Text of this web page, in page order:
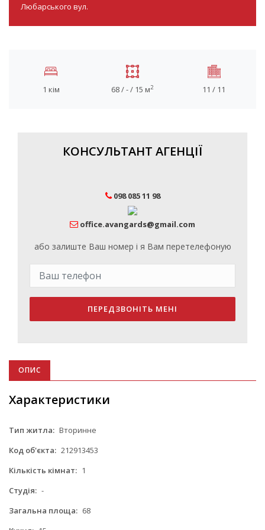
Любарського вул.
1 кім 68 / - / 15 м2 11 / 11
КОНСУЛЬТАНТ АГЕНЦІЇ
098 085 11 98
office.avangards@gmail.com
або залиште Ваш номер і я Вам перетелефоную
ПЕРЕДЗВОНІТЬ МЕНІ
ОПИС
Характеристики
Тип житла: Вторинне
Код об'єкта: 212913453
Кількість кімнат: 1
Студія: -
Загальна площа: 68